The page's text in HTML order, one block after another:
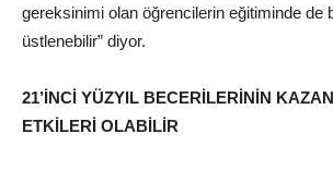
gereksinimi olan öğrencilerin eğitiminde de
üstlenebilir” diyor.
21’İNCİ YÜZYIL BECERİLERİNİN
ETKİLERİ OLABİLİR